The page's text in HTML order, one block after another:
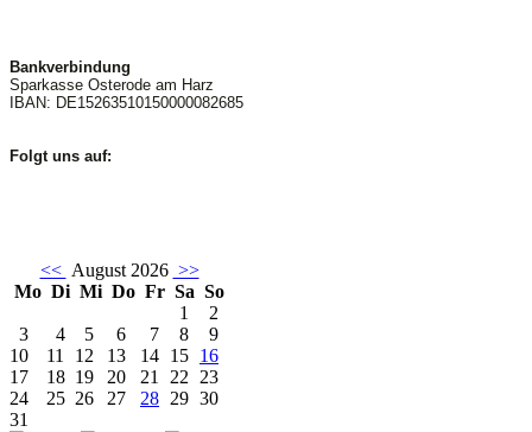
Bankverbindung
Sparkasse Osterode am Harz
IBAN: DE15263510150000082685
Folgt uns auf:
<< August 2026 >>
Mo Di Mi Do Fr Sa So
1
2
3
4 5 6 7 8
9
10
11 12 13 14 15 16
17
18 19 20 21 22 23
24
25 26 27 28 29 30
31